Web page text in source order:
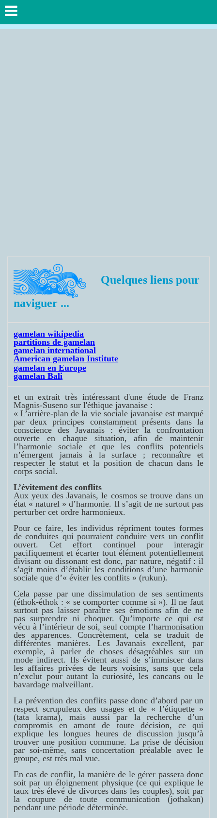
Quelques liens pour
naviguer ...
gamelan wikipedia
partitions de gamelan
gamelan international
American gamelan Institute
gamelan en Europe
gamelan Bali
et un extrait très intéressant d'une étude de Franz
Magnis-Suseno sur l'éthique javanaise :
« L’arrière-plan de la vie sociale javanaise est marqué
par deux principes constamment présents dans la
conscience des Javanais : éviter la confrontation
ouverte en chaque situation, afin de maintenir
l’harmonie sociale et que les conflits potentiels
n’émergent jamais à la surface ; reconnaître et
respecter le statut et la position de chacun dans le
corps social.
L’évitement des conflits
Aux yeux des Javanais, le cosmos se trouve dans un
état « naturel » d’harmonie. Il s’agit de ne surtout pas
perturber cet ordre harmonieux.
Pour ce faire, les individus répriment toutes formes
de conduites qui pourraient conduire vers un conflit
ouvert. Cet effort continuel pour interagir
pacifiquement et écarter tout élément potentiellement
divisant ou dissonant est donc, par nature, négatif : il
s’agit moins d’établir les conditions d’une harmonie
sociale que d’« éviter les conflits » (rukun).
Cela passe par une dissimulation de ses sentiments
(éthok-éthok : « se comporter comme si »). Il ne faut
surtout pas laisser paraître ses émotions afin de ne
pas surprendre ni choquer. Qu’importe ce qui est
vécu à l’intérieur de soi, seul compte l’harmonisation
des apparences.Concrètement, cela se traduit de
différentes manières. Les Javanais excellent, par
exemple, à parler de choses désagréables sur un
mode indirect. Ils évitent aussi de s’immiscer dans
les affaires privées de leurs voisins, sans que cela
n’exclut pour autant la curiosité, les cancans ou le
bavardage malveillant.
La prévention des conflits passe donc d’abord par un
respect scrupuleux des usages et de « l’étiquette »
(tata krama), mais aussi par la recherche d’un
compromis en amont de toute décision, ce qui
explique les longues heures de discussion jusqu’à
trouver une position commune. La prise de décision
par soi-même, sans concertation préalable avec le
groupe, est très mal vue.
En cas de conflit, la manière de le gérer passera donc
soit par un éloignement physique (ce qui explique le
taux très élevé de divorces dans les couples), soit par
la coupure de toute communication (jothakan)
pendant une période déterminée.